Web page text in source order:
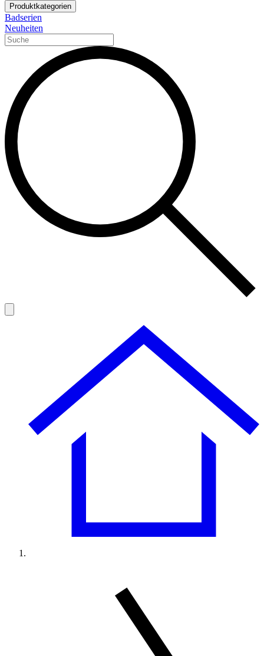
Produktkategorien
Badserien
Neuheiten